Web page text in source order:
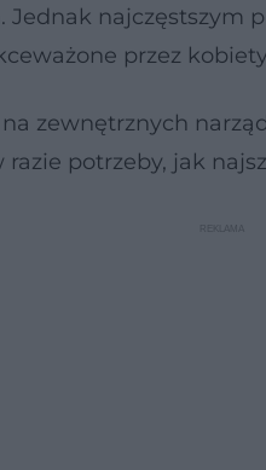
Jednak najczęstszym
przez
zewnętrznych
potrzeby, jak